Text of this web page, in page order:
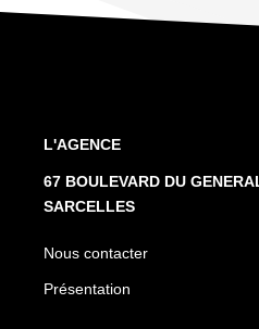
L'AGENCE
67 BOULEVARD DU
SARCELLES
Nous contacter
Présentation